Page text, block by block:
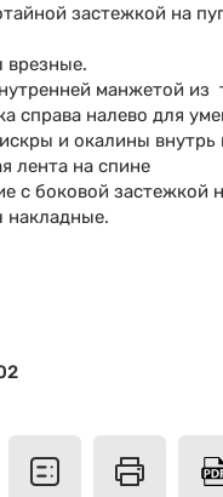
застежкой на
врезные.
манжетой из
справа налево для
и окалины внутрь
лента на спине
с боковой застежкой
накладные.